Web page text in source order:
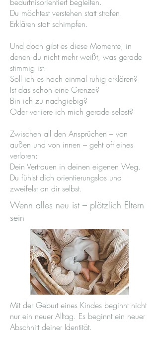
Du möchtest verstehen statt strafen.
Erklären statt schimpfen.
Und doch gibt es diese Momente, in
denen du nicht mehr weißt, was gerade
stimmig ist.
Soll ich es noch einmal ruhig erklären?
Ist das schon eine Grenze?
Bin ich zu nachgiebig?
Oder verliere ich mich gerade selbst?
Zwischen all den Ansprüchen – von
außen und von innen – geht oft eines
verloren:
Dein Vertrauen in deinen eigenen Weg.
Du fühlst dich orientierungslos und
zweifelst an dir selbst.
Wenn alles neu ist – plötzlich Eltern
sein
Mit der Geburt eines Kindes beginnt nicht
nur ein neuer Alltag. Es beginnt ein neuer
Abschnitt deiner Identität.